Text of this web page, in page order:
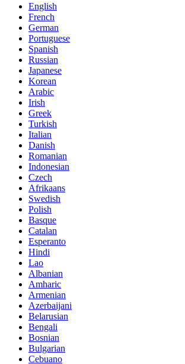
English
French
German
Portuguese
Spanish
Russian
Japanese
Korean
Arabic
Irish
Greek
Turkish
Italian
Danish
Romanian
Indonesian
Czech
Afrikaans
Swedish
Polish
Basque
Catalan
Esperanto
Hindi
Lao
Albanian
Amharic
Armenian
Azerbaijani
Belarusian
Bengali
Bosnian
Bulgarian
Cebuano